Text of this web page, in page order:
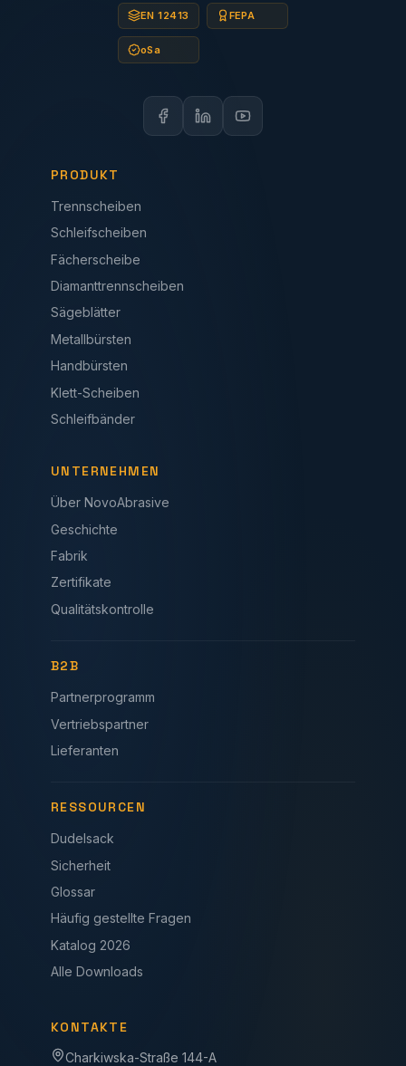
EN 12413 FEPA
oSa
PRODUKT
Trennscheiben
Schleifscheiben
Fächerscheibe
Diamanttrennscheiben
Sägeblätter
Metallbürsten
Handbürsten
Klett-Scheiben
Schleifbänder
UNTERNEHMEN
Über NovoAbrasive
Geschichte
Fabrik
Zertifikate
Qualitätskontrolle
B2B
Partnerprogramm
Vertriebspartner
Lieferanten
RESSOURCEN
Dudelsack
Sicherheit
Glossar
Häufig gestellte Fragen
Katalog 2026
Alle Downloads
KONTAKTE
Charkiwska-Straße 144-A